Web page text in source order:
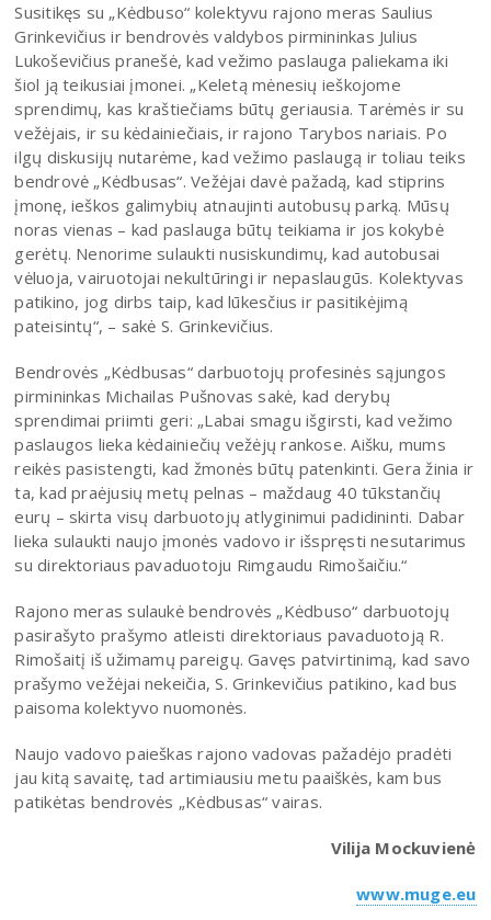
Susitikęs su „Kėdbuso“ kolektyvu rajono meras Saulius
Grinkevičius ir bendrovės valdybos pirmininkas Julius
Lukoševičius pranešė, kad vežimo paslauga paliekama iki
šiol ją teikusiai įmonei. „Keletą mėnesių ieškojome
sprendimų, kas kraštiečiams būtų geriausia. Tarėmės ir su
vežėjais, ir su kėdainiečiais, ir rajono Tarybos nariais. Po
ilgų diskusijų nutarėme, kad vežimo paslaugą ir toliau teiks
bendrovė „Kėdbusas“. Vežėjai davė pažadą, kad stiprins
įmonę, ieškos galimybių atnaujinti autobusų parką. Mūsų
noras vienas – kad paslauga būtų teikiama ir jos kokybė
gerėtų. Nenorime sulaukti nusiskundimų, kad autobusai
vėluoja, vairuotojai nekultūringi ir nepaslaugūs. Kolektyvas
patikino, jog dirbs taip, kad lūkesčius ir pasitikėjimą
pateisintų“, – sakė S. Grinkevičius.
Bendrovės „Kėdbusas“ darbuotojų profesinės sąjungos
pirmininkas Michailas Pušnovas sakė, kad derybų
sprendimai priimti geri: „Labai smagu išgirsti, kad vežimo
paslaugos lieka kėdainiečių vežėjų rankose. Aišku, mums
reikės pasistengti, kad žmonės būtų patenkinti. Gera žinia ir
ta, kad praėjusių metų pelnas – maždaug 40 tūkstančių
eurų – skirta visų darbuotojų atlyginimui padidininti. Dabar
lieka sulaukti naujo įmonės vadovo ir išspręsti nesutarimus
su direktoriaus pavaduotoju Rimgaudu Rimošaičiu.“
Rajono meras sulaukė bendrovės „Kėdbuso“ darbuotojų
pasirašyto prašymo atleisti direktoriaus pavaduotoją R.
Rimošaitį iš užimamų pareigų. Gavęs patvirtinimą, kad savo
prašymo vežėjai nekeičia, S. Grinkevičius patikino, kad bus
paisoma kolektyvo nuomonės.
Naujo vadovo paieškas rajono vadovas pažadėjo pradėti
jau kitą savaitę, tad artimiausiu metu paaiškės, kam bus
patikėtas bendrovės „Kėdbusas“ vairas.
Vilija Mockuvienė
www.muge.eu